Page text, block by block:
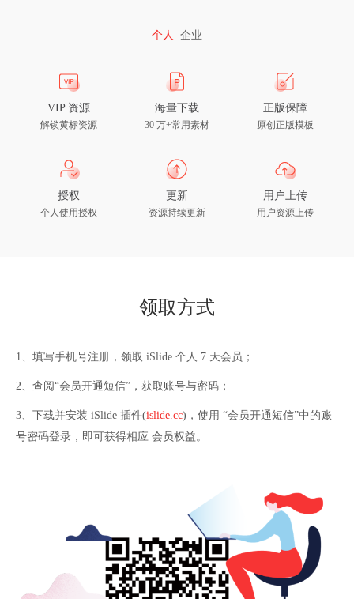
个人 企业
VIP 资源
解锁黄标资源
海量下载
30 万+常用素材
正版保障
原创正版模板
授权
个人使用授权
更新
资源持续更新
用户上传
用户资源上传
领取方式
1、填写手机号注册，领取 iSlide 个人 7 天会员；
2、查阅“会员开通 短信”，获取账号与密码；
3、下载并安装 iSlide 插件(islide.cc)，使用 “会员开通 短信”中的账
号密码登录，即可获得相应 会员权益。